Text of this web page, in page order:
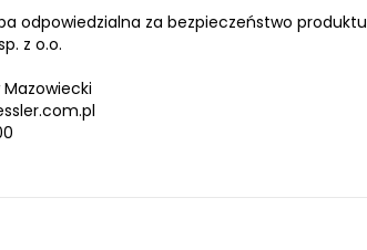
odpowiedzialna za bezpieczeństwo produktu
z o.o.